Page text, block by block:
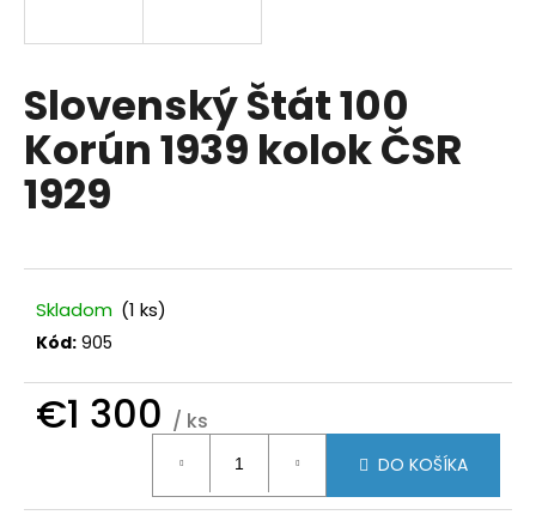
Slovenský Štát 100
Korún 1939 kolok ČSR
1929
Skladom (1 ks)
Kód: 905
€1 300 / ks
DO KOŠÍKA
s
ť
?
O
d